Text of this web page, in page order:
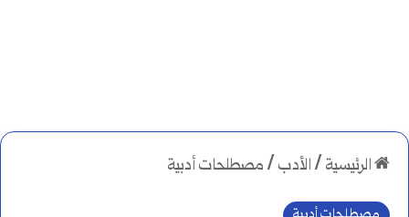
الرئيسية /الأدب /مصطلحات أدبية